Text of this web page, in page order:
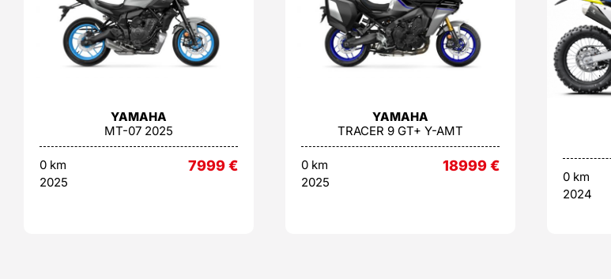
YAMAHA
MT-07 2025
0 km
2025
7999€
YAMAHA
TRACER 9 GT+ Y-AMT
0 km
2025
18999€
0 km
2024